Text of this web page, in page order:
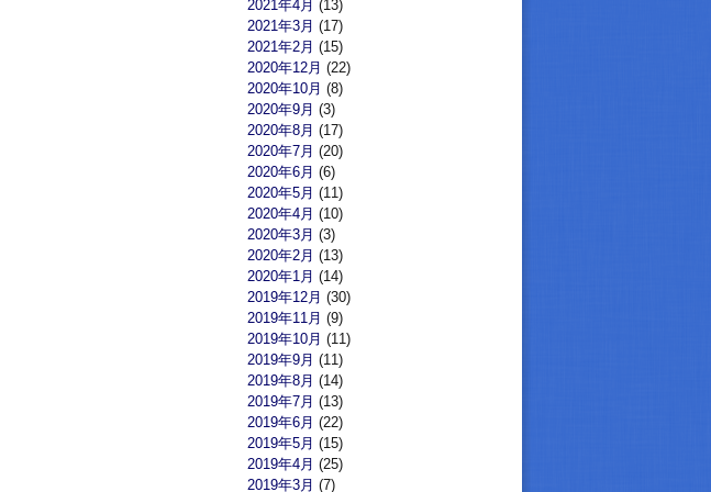
2021年4月 (13)
2021年3月 (17)
2021年2月 (15)
2020年12月 (22)
2020年10月 (8)
2020年9月 (3)
2020年8月 (17)
2020年7月 (20)
2020年6月 (6)
2020年5月 (11)
2020年4月 (10)
2020年3月 (3)
2020年2月 (13)
2020年1月 (14)
2019年12月 (30)
2019年11月 (9)
2019年10月 (11)
2019年9月 (11)
2019年8月 (14)
2019年7月 (13)
2019年6月 (22)
2019年5月 (15)
2019年4月 (25)
2019年3月 (7)